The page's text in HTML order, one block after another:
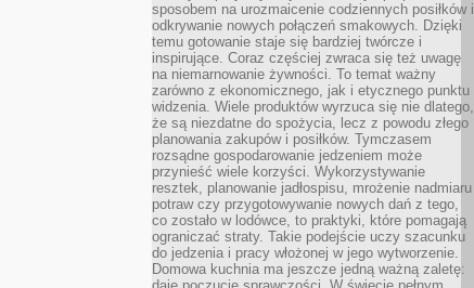
sposobem na urozmaicenie codziennych posiłków i
odkrywanie nowych połączeń smakowych. Dzięki
temu gotowanie staje się bardziej twórcze i
inspirujące. Coraz częściej zwraca się też uwagę
na niemarnowanie żywności. To temat ważny
zarówno z ekonomicznego, jak i etycznego punktu
widzenia. Wiele produktów wyrzuca się nie dlatego,
że są niezdatne do spożycia, lecz z powodu złego
planowania zakupów i posiłków. Tymczasem
rozsądne gospodarowanie jedzeniem może
przynieść wiele korzyści. Wykorzystywanie
resztek, planowanie jadłospisu, mrożenie nadmiaru
potraw czy przygotowywanie nowych dań z tego,
co zostało w lodówce, to praktyki, które pomagają
ograniczać straty. Takie podejście uczy szacunku
do jedzenia i pracy włożonej w jego wytworzenie.
Domowa kuchnia ma jeszcze jedną ważną zaletę: